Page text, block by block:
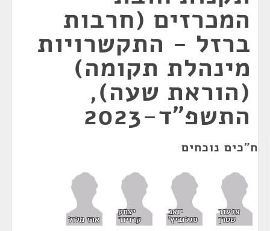
המכרזים (חרבות
ברזל - התקשרויות
מינהלת תקומה)
(הוראת שעה),
התשפ"ד-2023
ח"כים נוכחים
אלעזר
שטרן
יואב
סגלוביץ'
יצחק
קרויזר ארז מלול